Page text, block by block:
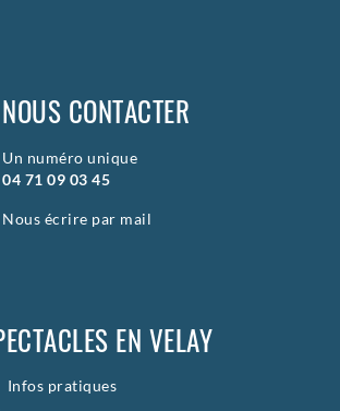
NOUS CONTACTER
Un numéro unique
04 71 09 03 45
Nous écrire par mail
EN VELAY
Infos pratiques